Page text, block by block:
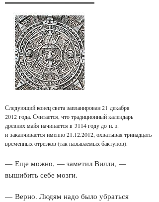
Следующий конец света запланирован 21 декабря
2012 года. Считается, что традиционный календарь
древних майя начинается в 3114 году до н. э.
и заканчивается именно 21.12.2012, охватывая тринадцать
временных отрезков (так называемых бактунов).
— Еще можно, — заметил Вилли, —
вышибить себе мозги.
— Верно. Людям надо было убраться